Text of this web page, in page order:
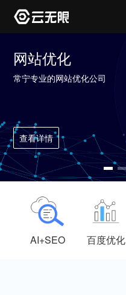
网站优化
常宁专业的网站优化公司
查看详情
AI+SEO 百度优化